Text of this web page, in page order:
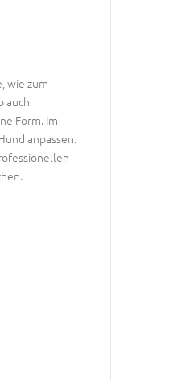
wie zum
auch
Form. Im
anpassen.